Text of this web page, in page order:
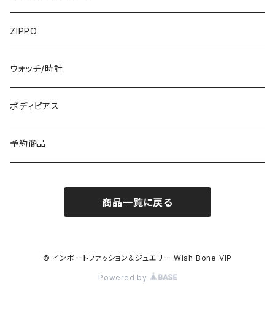
7000円
イタリア製ジャケット
コットンストール・スカーフ
冬物・マフラー
指輪・リング
ネックレス・ペンダントトップ
ピアス・イヤリング
ブレスレット・バングル
ZIPPO
ウォッチ/時計
ボディピアス
予約商品
商品一覧に戻る
© インポートファッション＆ジュエリー Wish Bone VIP
Powered by